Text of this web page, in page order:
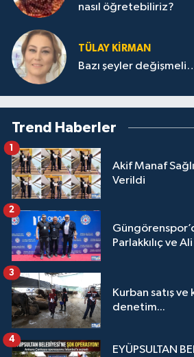
nasıl öğretebiliriz?
TÜLAY KİRMAN
Bazı şeyler
Trend Haberler
Akif Manaf
Verildi
1
Parlakkılıç ve
2
Kurban satış ve
denetim...
3
EYÜPSULTAN
4